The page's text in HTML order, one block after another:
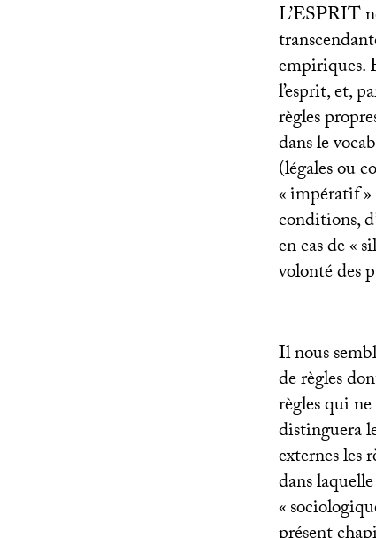
L’ESPRIT
empiriques.
l’esprit, et,
règles
dans le
(légales ou
«impératif
conditions,
en cas de «
volonté des
Il nous
de règles
règles qui
distinguera
externes les
dans
«